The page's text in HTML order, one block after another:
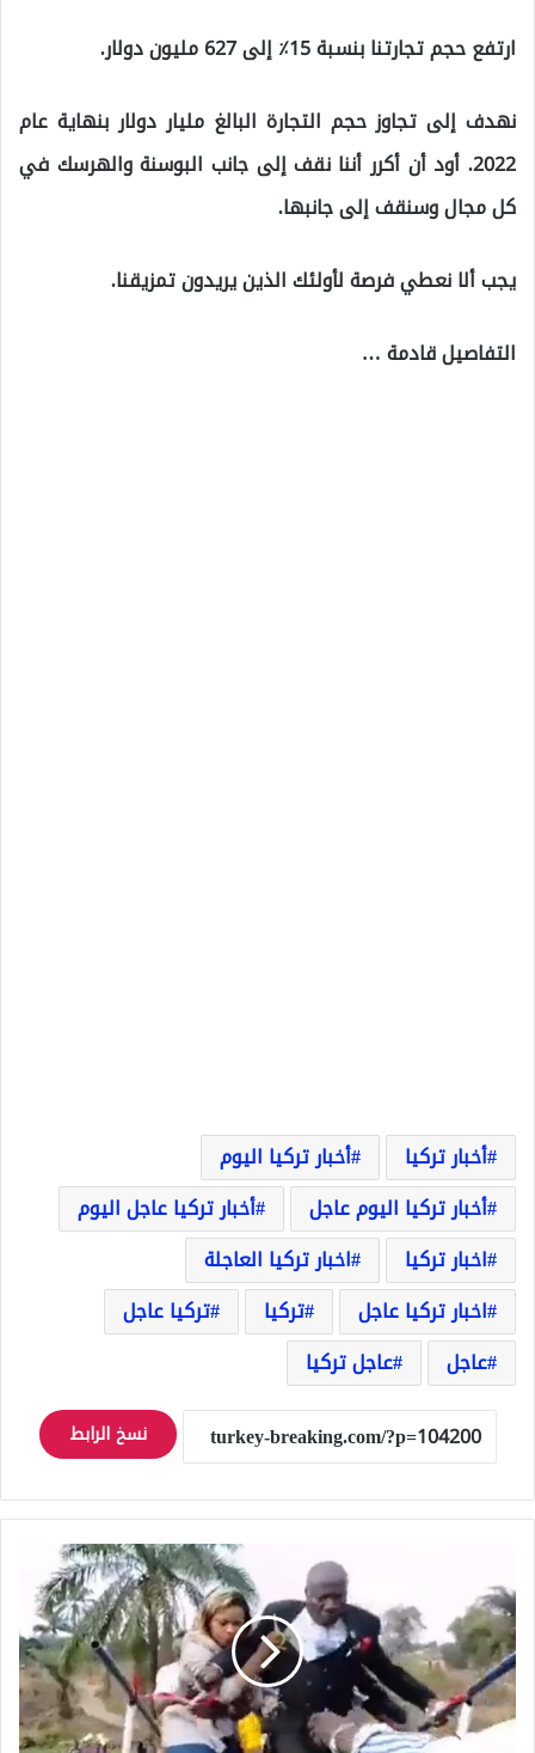
ارتفع حجم تجارتنا بنسبة 15٪ إلى 627 مليون دولار.
نهدف إلى تجاوز حجم التجارة البالغ مليار دولار بنهاية عام
2022. أود أن أكرر أننا نقف إلى جانب البوسنة والهرسك في
كل مجال وسنقف إلى جانبها.
يجب ألا نعطي فرصة لأولئك الذين يريدون تمزيقنا.
التفاصيل قادمة …
أخبار تركيا
أخبار تركيا اليوم
أخبار تركيا اليوم عاجل
أخبار تركيا عاجل اليوم
اخبار تركيا
اخبار تركيا العاجلة
اخبار تركيا عاجل
تركيا
تركيا عاجل
عاجل
عاجل تركيا
نسخ الرابط
الشريط
فانهار
الجسر!
شاهد
لحظة
افتتاح
جسر